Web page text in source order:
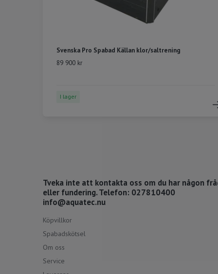
Svenska Pro Spabad Källan klor/saltrening
89 900 kr
I lager
Tveka inte att kontakta oss om du har någon
eller fundering. Telefon: 027810400
info@aquatec.nu
Köpvillkor
Spabadskötsel
Om oss
Service